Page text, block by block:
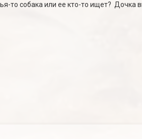
то собака или ее кто-то ищет? Дочка